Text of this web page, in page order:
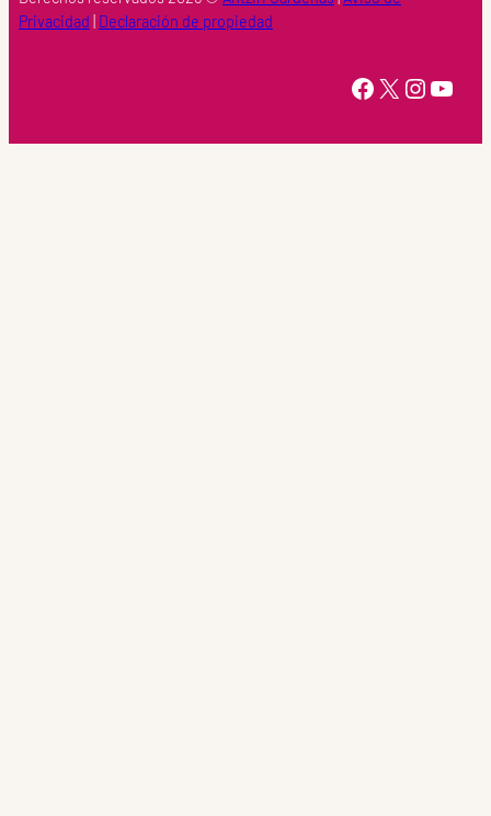
Privacidad Declaración de propiedad
https://www.facebook.com/Ahtziri-Cardenas-147415518616960/ X Instagram YouTube